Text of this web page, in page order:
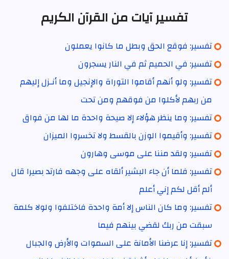
تفسير آيات من القرآن الكريم
تفسير: فوقع الحق وبطل ما كانوا يعملون
تفسير: في الحميم ثم في النار يسجرون
تفسير: ولو أنهم أقاموا التوراة والإنجيل وما أنـزل إليهم
من ربهم لأكلوا من فوقهم ومن تحت
تفسير: وما ينظر هؤلاء إلا صيحة واحدة ما لها من فواق
تفسير: وأقيموا الوزن بالقسط ولا تخسروا الميزان
تفسير: ولقد مننا على موسى وهارون
تفسير: فلما أن جاء البشير ألقاه على وجهه فارتد بصيرا قال
ألم أقل لكم إني أعلم
تفسير: وما كان الناس إلا أمة واحدة فاختلفوا ولولا كلمة
سبقت من ربك لقضي بينهم فيما
تفسير: إنا عرضنا الأمانة على السموات والأرض والجبال